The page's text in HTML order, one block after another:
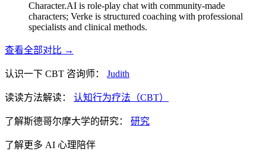
Character.AI is role-play chat with community-made
characters; Verke is structured coaching with professional
specialists and clinical methods.
查看全部对比 →
认识一下 CBT 咨询师： Judith
读读方法解读： 认知行为疗法（CBT）
了解斯德哥尔摩大学的研究： 研究
了解更多 AI 心理陪伴